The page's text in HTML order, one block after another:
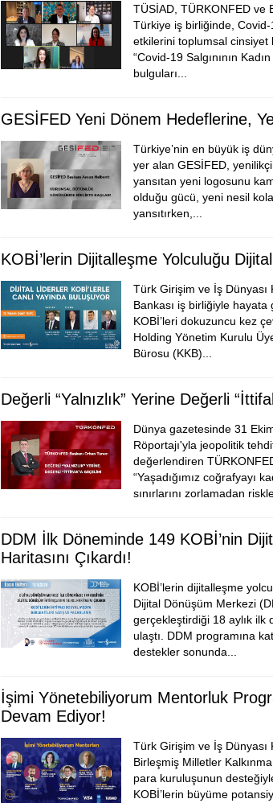
TÜSİAD, TÜRKONFED ve
Türkiye iş birliğinde, Covid-
etkilerini toplumsal cinsiyet
“Covid-19 Salgınının
bulguları...
GESİFED Yeni Dönem Hedeflerine,
Türkiye’nin en büyük iş
yer alan GESİFED,
yansıtan yeni logosunu
olduğu gücü, yeni nesil
yansıtırken,...
KOBİ’lerin Dijitalleşme Yolculuğu
Türk Girişim ve İş
Bankası iş birliğiyle
KOBİ’leri dokuzuncu kez
Holding Yönetim Kurulu
Bürosu (KKB)...
Değerli “Yalnızlık” Yerine Değerli
Dünya gazetesinde 31
Röportajı'yla jeopolitik
değerlendiren
“Yaşadığımız coğrafyayı
sınırlarını zorlamadan
DDM İlk Döneminde 149 KOBİ’nin
Haritasını Çıkardı!
KOBİ’lerin dijitalleşme
Dijital Dönüşüm Merkezi
gerçekleştirdiği 18 aylık ilk
ulaştı. DDM programına
destekler sonunda...
İşimi Yönetebiliyorum Mentorluk
Devam Ediyor!
Türk Girişim ve İş
Birleşmiş Milletler
para kuruluşunun
KOBİ’lerin büyüme